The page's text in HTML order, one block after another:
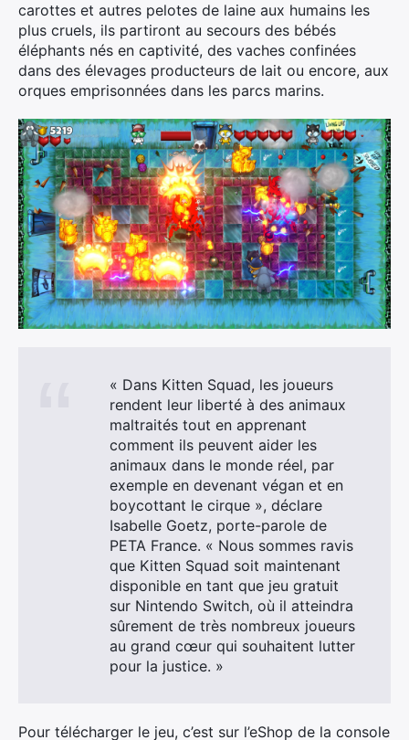
carottes et autres pelotes de laine aux humains les
plus cruels, ils partiront au secours des bébés
éléphants nés en captivité, des vaches confinées
dans des élevages producteurs de lait ou encore, aux
orques emprisonnées dans les parcs marins.
« Dans Kitten Squad, les joueurs
rendent leur liberté à des animaux
maltraités tout en apprenant
comment ils peuvent aider les
animaux dans le monde réel, par
exemple en devenant végan et en
boycottant le cirque », déclare
Isabelle Goetz, porte-parole de
PETA France. « Nous sommes ravis
que Kitten Squad soit maintenant
disponible en tant que jeu gratuit
sur Nintendo Switch, où il atteindra
sûrement de très nombreux joueurs
au grand cœur qui souhaitent lutter
pour la justice. »
Pour télécharger le jeu, c’est sur l’eShop de la console